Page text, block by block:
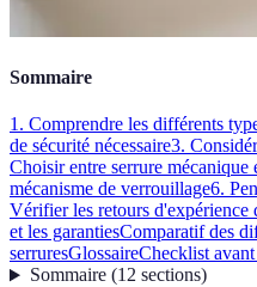
Sommaire
1. Comprendre les différents
de sécurité nécessaire3.
Choisir entre serrure mécanique
mécanisme de verrouillage6.
Vérifier les retours d'expérience
et les garantiesComparatif des
serruresGlossaireChecklist avant
Sommaire(12 sections)